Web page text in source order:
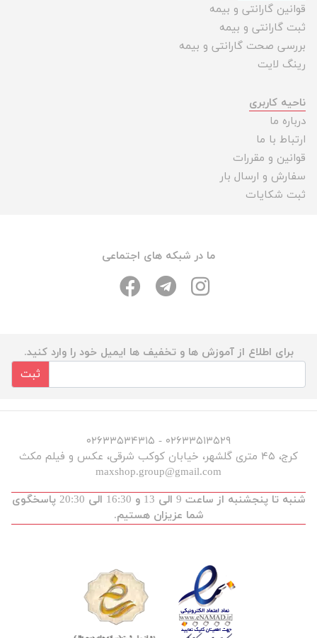
قوانین گارانتی و بیمه
ثبت گارانتی و بیمه
بررسی صحت گارانتی و بیمه
رینگ لایت
ناحیه کاربری
درباره ما
ارتباط با ما
قوانین و مقررات
سفارش و ارسال بار
ثبت شکایات
ما در شبکه های اجتماعی
برای اطلاع از آموزش ها و تخفیف ها ایمیل خود را وارد کنید.
ثبت
۰۲۶۳۳۵۱۳۵۲۹ - ۰۲۶۳۳۵۳۴۳۱۵
کرج، ۴۵ متری گلشهر، خیابان کوکب شرقی، عکس و فیلم مکث
maxshop.group@gmail.com
شنبه تا پنجشنبه از ساعت 9 الی 13 و 16:30 الی 20:30 پاسخگوی
شما عزیزان هستیم.